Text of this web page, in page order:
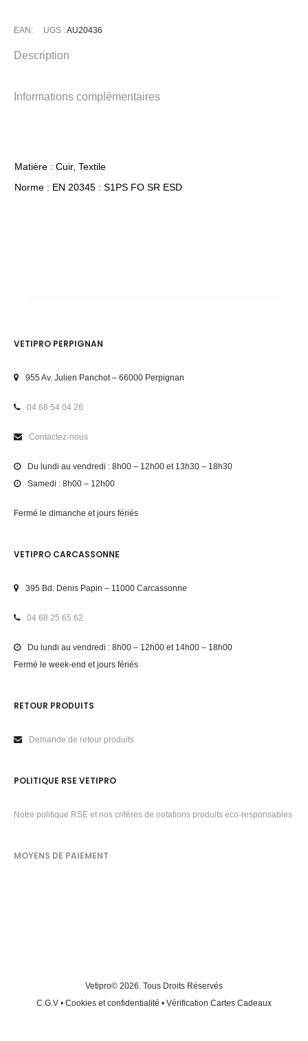
EAN: UGS :AU20436
Description
Informations complémentaires
Matière : Cuir, Textile
Norme : EN 20345 : S1PS FO SR ESD
VETIPRO PERPIGNAN
955 Av. Julien Panchot – 66000 Perpignan
04 68 54 04 26
Contactez-nous
Du lundi au vendredi : 8h00 – 12h00 et 13h30 – 18h30
Samedi : 8h00 – 12h00
Fermé le dimanche et jours fériés
VETIPRO CARCASSONNE
395 Bd. Denis Papin – 11000 Carcassonne
04 68 25 65 62
Du lundi au vendredi : 8h00 – 12h00 et 14h00 – 18h00
Fermé le week-end et jours fériés
RETOUR PRODUITS
Demande de retour produits
POLITIQUE RSE VETIPRO
Notre politique RSE et nos critères de notations produits éco-responsables
MOYENS DE PAIEMENT
Vetipro© 2026. Tous Droits Réservés
C.G.V • Cookies et confidentialité • Vérification Cartes Cadeaux